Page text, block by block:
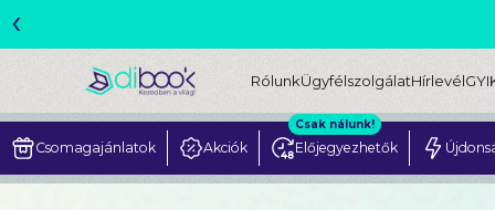
‹
RólunkÜgyfélszolgálatHírlevél
Csomagajánlatok Akciók Előjegyezhetők
Csak nálunk!